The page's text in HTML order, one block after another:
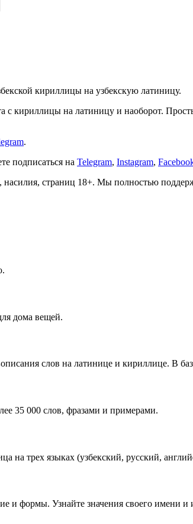
кириллицы на узбекскую латиницу.
с кириллицы на латиницу и наоборот.
.
подписаться на Telegram, Instagram,
насилия, страниц 18+. Мы полностью
дома вещей.
слов на латинице и кириллице. В
35 000 слов, фразами и примерами.
на трех языках (узбекский, русский,
и формы. Узнайте значения своего имени и